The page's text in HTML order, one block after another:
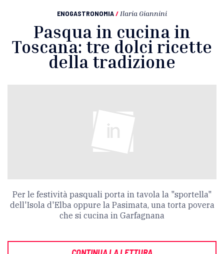
ENOGASTRONOMIA/ Ilaria Giannini
Pasqua in cucina in
Toscana: tre dolci ricette
della tradizione
Per le festività pasquali porta in tavola la "sportella"
dell'Isola d'Elba oppure la Pasimata, una torta povera
che si cucina in Garfagnana